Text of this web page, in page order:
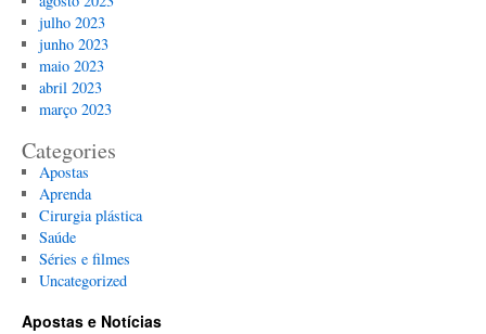
julho 2023
junho 2023
maio 2023
abril 2023
março 2023
Categories
Apostas
Aprenda
Cirurgia plástica
Saúde
Séries e filmes
Uncategorized
Apostas e Notícias